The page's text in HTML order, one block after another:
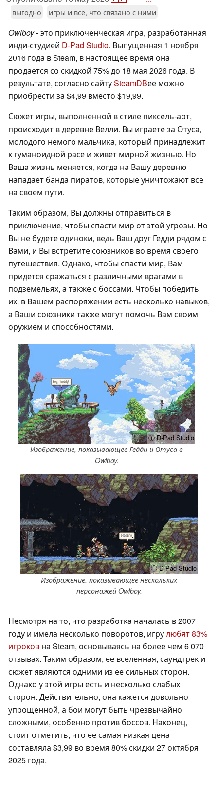
выгодно игры и всё, что связано с ними
Owlboy- это приключенческая игра, разработанная
инди-студией D-Pad Studio. Выпущенная 1 ноября
2016 года в Steam, в настоящее время она
продается со скидкой 75% до 18 мая 2026 года. В
результате, согласно сайтуSteamDBее можно
приобрести за $4,99 вместо $19,99.
Сюжет игры, выполненной в стиле пиксель-арт,
происходит в деревне Велли. Вы играете за Отуса,
молодого немого мальчика, который принадлежит
к гуманоидной расе и живет мирной жизнью. Но
Ваша жизнь меняется, когда на Вашу деревню
нападает банда пиратов, которые уничтожают все
на своем пути.
Таким образом, Вы должны отправиться в
приключение, чтобы спасти мир от этой угрозы. Но
Вы не будете одиноки, ведь Ваш друг Гедди рядом с
Вами, и Вы встретите союзников во время своего
путешествия. Однако, чтобы спасти мир, Вам
придется сражаться с различными врагами в
подземельях, а также с боссами. Чтобы победить
их, в Вашем распоряжении есть несколько навыков,
а Ваши союзники также могут помочь Вам своим
оружием и способностями.
ⓘ D-Pad Studio
Изображение, показывающее Гедди и Отуса в
Owlboy.
ⓘ D-Pad Studio
Изображение, показывающее нескольких
персонажей Owlboy.
Несмотря на то, что разработка началась в 2007
году и имела несколько поворотов, игрулюбят 83%
игроков на Steam, основываясь на более чем 6 070
отзывах. Таким образом, ее вселенная, саундтрек и
сюжет являются одними из ее сильных сторон.
Однако у этой игры есть и несколько слабых
сторон. Действительно, она кажется довольно
упрощенной, а бои могут быть чрезвычайно
сложными, особенно против боссов. Наконец,
стоит отметить, что ее самая низкая цена
составляла $3,99 во время 80% скидки 27 октября
2025 года.